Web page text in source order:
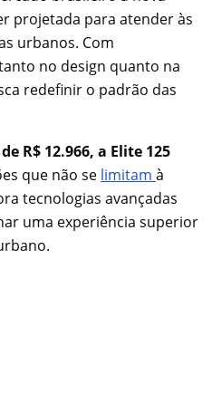
projetada para atender às
urbanos. Com
no design quanto na
redefinir o padrão das
R$ 12.966, a Elite 125
que não se limitam à
tecnologias avançadas
uma experiência superior